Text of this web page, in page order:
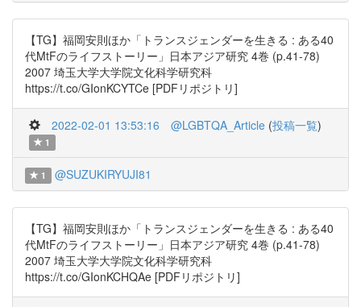
【TG】福岡安則ほか「トランスジェンダーを生きる : ある40
代MtFのライフストーリー」日本アジア研究 4巻 (p.41-78)
2007 埼玉大学大学院文化科学研究科
https://t.co/GIonKCYTCe [PDFリポジトリ]
2022-02-01 13:53:16 @LGBTQA_Article (投稿一覧)
1
1 @SUZUKIRYUJI81
【TG】福岡安則ほか「トランスジェンダーを生きる : ある40
代MtFのライフストーリー」日本アジア研究 4巻 (p.41-78)
2007 埼玉大学大学院文化科学研究科
https://t.co/GIonKCHQAe [PDFリポジトリ]